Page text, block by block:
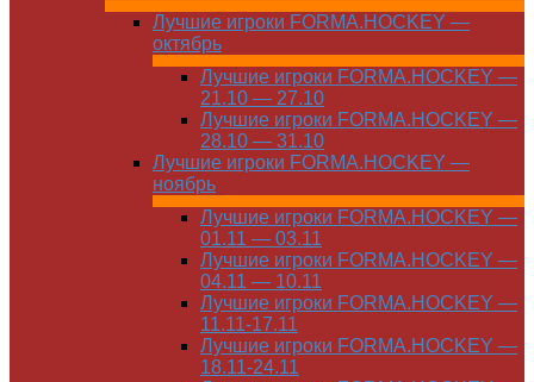
Лучшие игроки FORMA.HOCKEY —
октябрь
Лучшие игроки FORMA.HOCKEY —
21.10 — 27.10
Лучшие игроки FORMA.HOCKEY —
28.10 — 31.10
Лучшие игроки FORMA.HOCKEY —
ноябрь
Лучшие игроки FORMA.HOCKEY —
01.11 — 03.11
Лучшие игроки FORMA.HOCKEY —
04.11 — 10.11
Лучшие игроки FORMA.HOCKEY —
11.11-17.11
Лучшие игроки FORMA.HOCKEY —
18.11-24.11